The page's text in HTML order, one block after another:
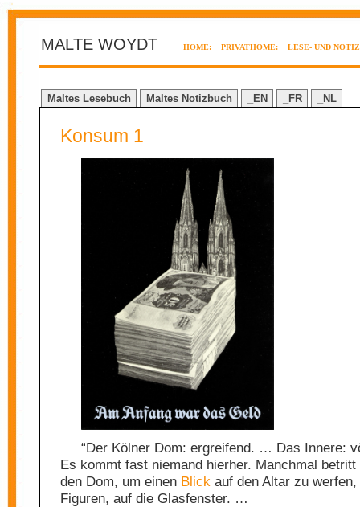
MALTE WOYDT HOME: PRIVATHOME: LESE- UND
Maltes Lesebuch Maltes Notizbuch _EN _FR _NL
Konsum 1
“Der Kölner Dom: ergreifend. … Das Innere:
Es kommt fast niemand hierher. Manchmal betritt
den Dom, um einen Blick auf den Altar zu
Figuren, auf die Glasfenster. …